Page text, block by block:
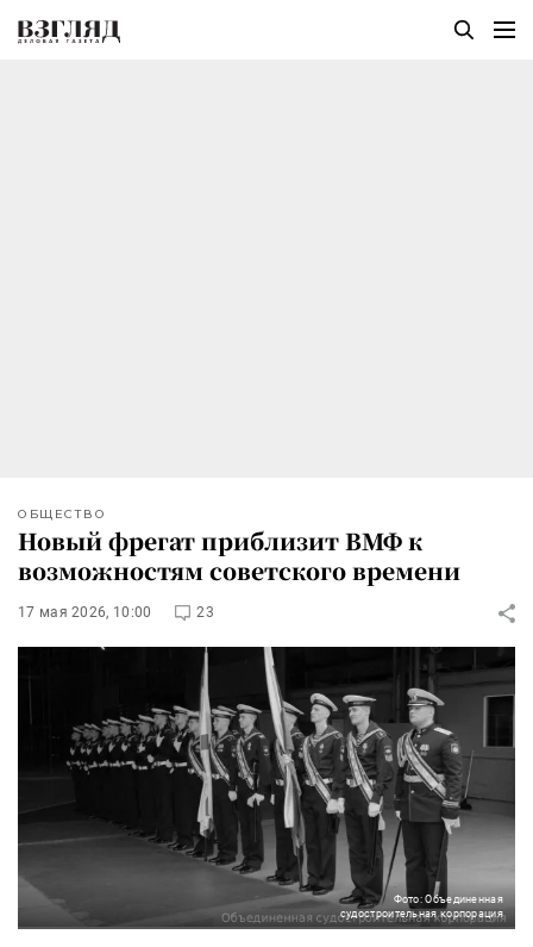
ОБЩЕСТВО
Новый фрегат приблизит ВМФ к
возможностям советского времени
17 мая 2026, 10:00 23
Фото: Объединенная
судостроительная корпорация